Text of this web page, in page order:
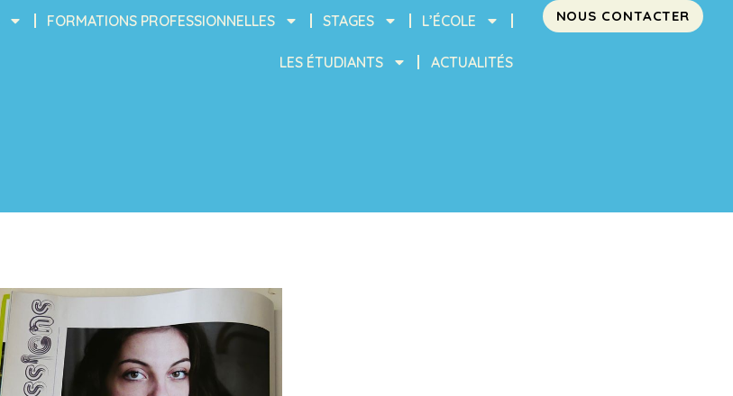
FORMATIONS PROFESSIONNELLES STAGES L’ÉCOLE
LES ÉTUDIANTS ACTUALITÉS
NOUS CONTACTER